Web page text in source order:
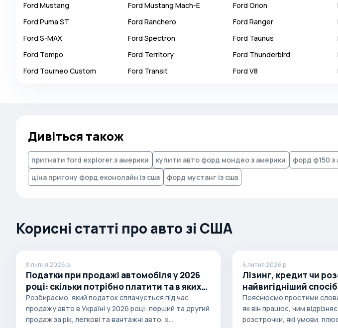
BMW
Borgward
Brabus
Bronto
BYD
Byvin
Cadillac
Ford Mustang Ford Mustang Mach-E Ford Orion
Ford Puma ST Ford Ranchero Ford Ranger
Ford S-MAX Ford Spectron Ford Taunus
Ford Tempo Ford Territory Ford Thunderbird
Ford Tourneo Custom Ford Transit Ford V8
Дивіться також
пригнати ford explorer з америки купити авто форд мондео з америки форд ф150 з
ціна пригону форд еконолайн із сша
форд мустанг із сша
Корисні статті про авто зі США
8 липня 2026 р.
Податки при продажі автомобіля у 2026
році: скільки потрібно платити та в яких
випадках
Розбираємо, який податок сплачується під час
продажу авто в Україні у 2026 році: перший та другий
продаж за рік, легкові та вантажні авто, х...
6 липня 2026 р.
Лізинг, кредит чи
найвигідніший
Пояснюємо простими
як він працює, чим
розстрочки, які умови,